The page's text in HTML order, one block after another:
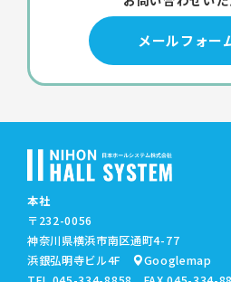
メールフォー
本社
〒232-0056
神奈川県横浜市南区通町4-77
浜銀弘明寺ビル4F
Googlemap